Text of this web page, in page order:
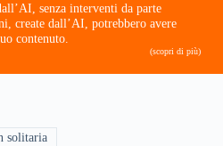
senza interventi da parte
create dall’AI, potrebbero avere
contenuto.
(scopri di più)
solitaria